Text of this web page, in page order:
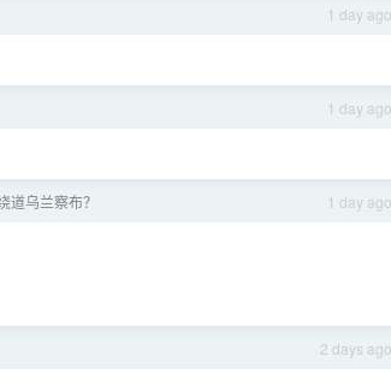
1 day ago
1 day ago
1 day ago
道乌兰察布？
2 days ago